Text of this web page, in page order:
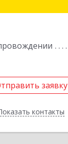
заявку
контакты
заявку
Назад